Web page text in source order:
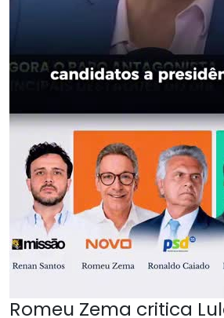
Romeu Zema critica